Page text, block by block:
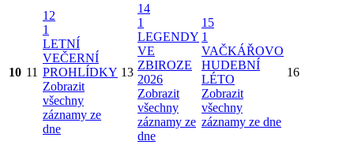
10 11
12
1
LETNÍ
VEČERNÍ
PROHLÍDKY
Zobrazit
všechny
záznamy ze
dne
13
14
1
LEGENDY
VE
ZBIROZE
2026
Zobrazit
všechny
záznamy ze
dne
15
1
VAČKÁŘOVO
HUDEBNÍ
LÉTO
Zobrazit
všechny
záznamy ze dne
16